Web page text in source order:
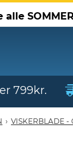
alle
799kr.
› VISKERBLADE -